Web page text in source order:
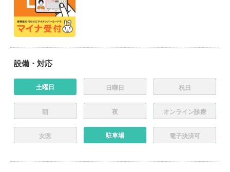
設備・対応
土曜日 日曜日 祝日
朝 夜 オンライン診療
女医 駐車場 電子決済可